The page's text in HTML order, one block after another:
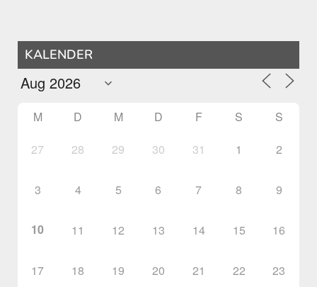
KALENDER
M D M D F S S
27 28 29 30 31 1 2
3 4 5 6 7 8 9
10 11 12 13 14 15 16
17 18 19 20 21 22 23